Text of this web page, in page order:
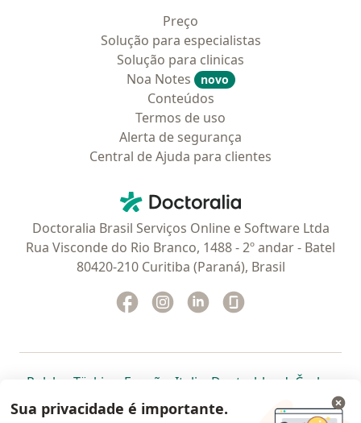
Preço
Solução para especialistas
Solução para clinicas
Noa Notes
novo
Conteúdos
Termos de uso
Alerta de segurança
Central de Ajuda para clientes
Doctoralia - Homepage
Doctoralia Brasil Serviços Online e Software Ltda
Rua Visconde do Rio Branco, 1488 - 2º andar - Batel
80420-210 Curitiba (Paraná), Brasil
Facebook
abre num novo separador
Instagram
abre num novo separador
Linkedin
abre num novo
Polska abre num novo separador
Türkiye abre num novo separador
España abre num novo separador
Italia abre num novo
Deutschlandabre num
Česko
Portugal abre num novo separador
, México abre num novo separador
, abre num novo separador
Brasil abre num novoabre num
abre
Sua privacidade é importante.